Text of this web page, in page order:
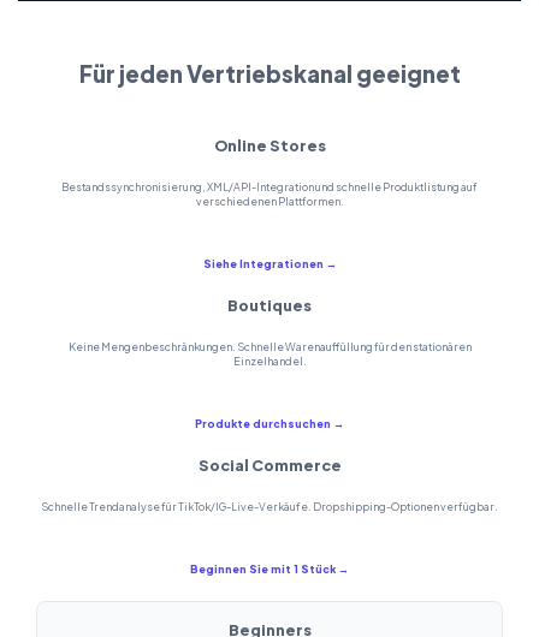
Für jeden Vertriebskanal geeignet
Online Stores
Bestandssynchronisierung, XML/API-Integration und schnelle Produktlistung auf
verschiedenen Plattformen.
Siehe Integrationen →
Boutiques
Keine Mengenbeschränkungen. Schnelle Warenauffüllung für den stationären
Einzelhandel.
Produkte durchsuchen →
Social Commerce
Schnelle Trendanalyse für TikTok/IG-Live-Verkäufe. Dropshipping-Optionen verfügbar.
Beginnen Sie mit 1 Stück →
Beginners